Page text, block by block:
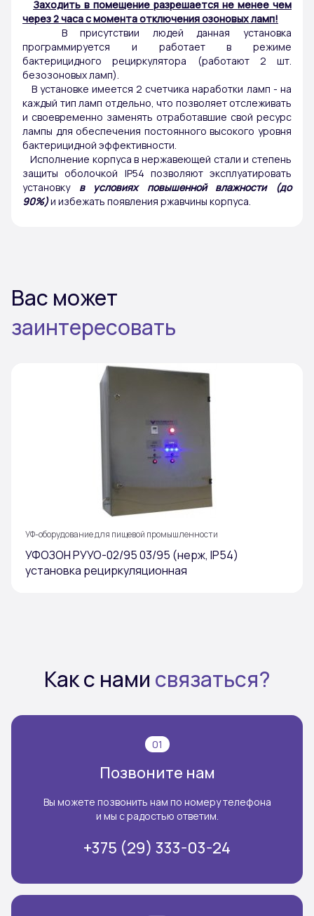
Заходить в помещение разрешается не менее чем
через 2 часа с момента отключения озоновых ламп!
В присутствии людей данная установка
программируется и работает в режиме
бактерицидного рециркулятора (работают 2 шт.
безозоновых ламп).
В установке имеется 2 счетчика наработки ламп - на
каждый тип ламп отдельно, что позволяет отслеживать
и своевременно заменять отработавшие свой ресурс
лампы для обеспечения постоянного высокого уровня
бактерицидной эффективности.
Исполнение корпуса в нержавеющей стали и степень
защиты оболочкой IP54 позволяют эксплуатировать
установку в условиях повышенной влажности (до
90%)и избежать появления ржавчины корпуса.
Вас может
заинтересовать
УФ-оборудование для пищевой промышленности
УФОЗОН РУУО-02/95 03/95 (нерж, IP54)
установка рециркуляционная
Как с нами связаться?
01
Позвоните нам
Вы можете позвонить нам по номеру телефона
и мы с радостью ответим.
+375 (29) 333-03-24